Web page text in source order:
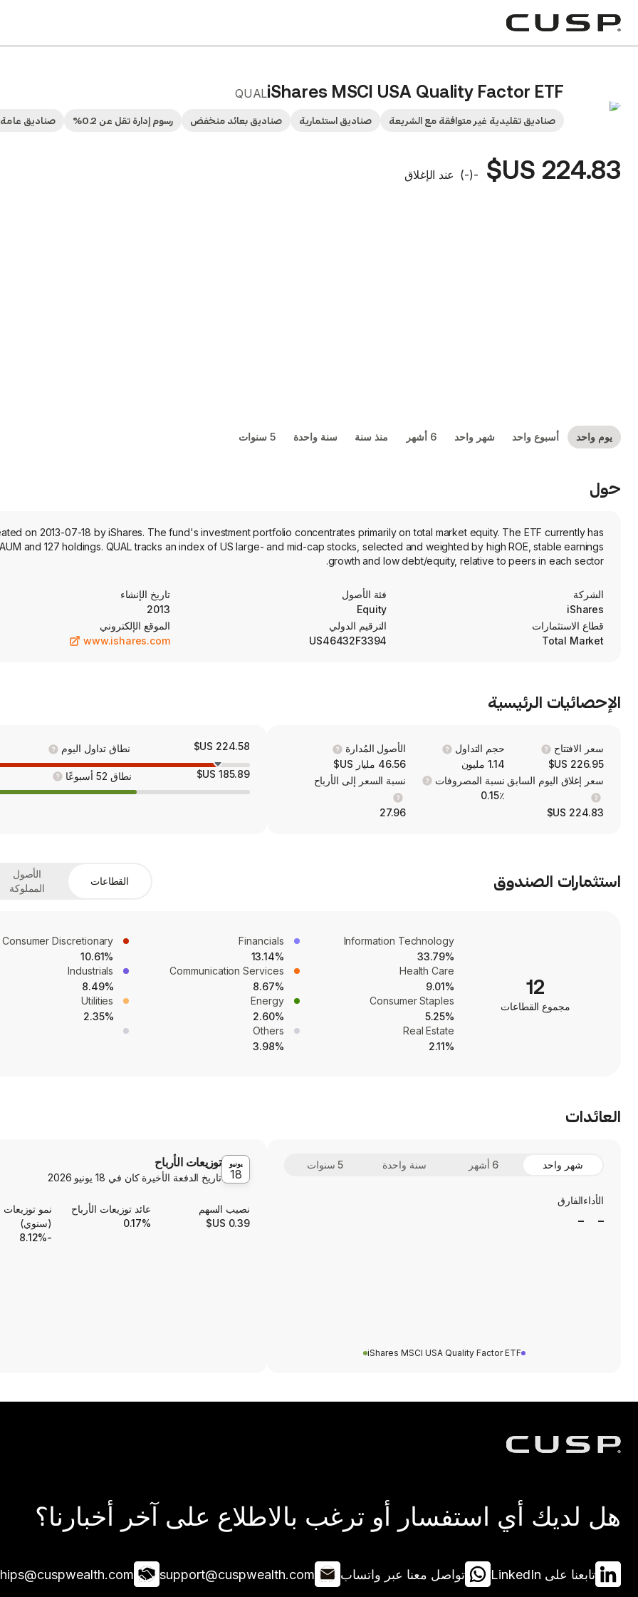
iShares MSCI USA Quality Factor ETF
QUAL
صناديق تقليدية غير متوافقة مع الشريعة صناديق استثمارية صناديق بعائد منخفض رسوم إدارة تقل عن 0.2% صناديق
224.83 US$
-
(
-
) عند الإغلاق
يوم واحد أسبوع واحد شهر واحد 6 أشهر منذ سنة سنة واحدة 5 سنوات
حول
on 2013-07-18 by iShares. The fund's investment portfolio concentrates primarily on total market equity. The ETF currently has
and 127 holdings. QUAL tracks an index of US large- and mid-cap stocks, selected and weighted by high ROE, stable earnings
growth and low debt/equity, relative to peers in each sector.
الشركة
iShares
فئة الأصول
Equity
تاريخ الإنشاء
2013
قطاع الاستثمارات
Total Market
الترقيم الدولي
US46432F3394
الموقع الإلكتروني
www.ishares.com
الإحصائيات الرئيسية
سعر الافتتاح
226.95 US$
حجم التداول
1.14 مليون
الأصول المُدارة
46.56 مليار US$
سعر إغلاق اليوم السابق
224.83 US$
نسبة المصروفات
0.15٪
نسبة السعر إلى الأرباح
27.96
224.58 US$ نطاق تداول اليوم
185.89 US$ نطاق 52 أسبوعًا
استثمارات الصندوق القطاعات
الأصول
المملوكة
12
مجموع القطاعات
Information Technology
33.79%
Financials
13.14%
Consumer Discretionary
10.61%
Health Care
9.01%
Communication Services
8.67%
Industrials
8.49%
Consumer Staples
5.25%
Energy
2.60%
Utilities
2.35%
Real Estate
2.11%
Others
3.98%
العائدات
شهر واحد 6 أشهر سنة واحدة 5 سنوات
الأداءالفارق
iShares MSCI USA Quality Factor ETF
يونيو
18
توزيعات الأرباح
تاريخ الدفعة الأخيرة كان في 18 يونيو 2026
نصيب السهم
0.39 US$
عائد توزيعات الأرباح
0.17%
نمو توزيعات
(سنوي)
-8.12%
هل لديك أي استفسار أو ترغب بالاطلاع على آخر أخبارنا؟
تابعنا على LinkedIn تواصل معنا عبر واتساب support@cuspwealth.com